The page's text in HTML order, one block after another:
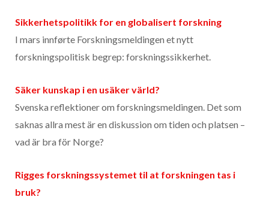
Sikkerhetspolitikk for en globalisert forskning
I mars innførte Forskningsmeldingen et nytt
forskningspolitisk begrep: forskningssikkerhet.
Säker kunskap i en usäker värld?
Svenska reflektioner om forskningsmeldingen. Det som
saknas allra mest är en diskussion om tiden och platsen –
vad är bra för Norge?
Rigges forskningssystemet til at forskningen tas i
bruk?